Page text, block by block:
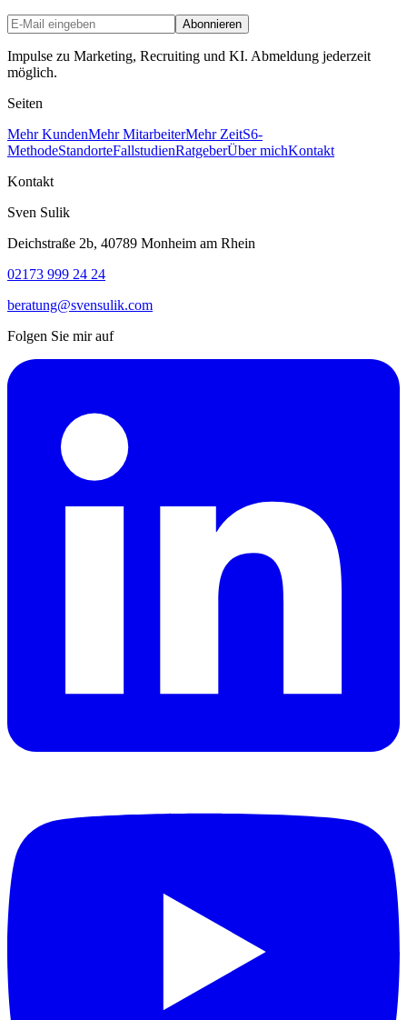
Abonnieren
Impulse zu Marketing, Recruiting und KI. Abmeldung jederzeit
möglich.
Seiten
Mehr KundenMehr MitarbeiterMehr ZeitS6-
MethodeStandorteFallstudienRatgeberÜber michKontakt
Kontakt
Sven Sulik
Deichstraße 2b, 40789 Monheim am Rhein
02173 999 24 24
beratung@svensulik.com
Folgen Sie mir auf